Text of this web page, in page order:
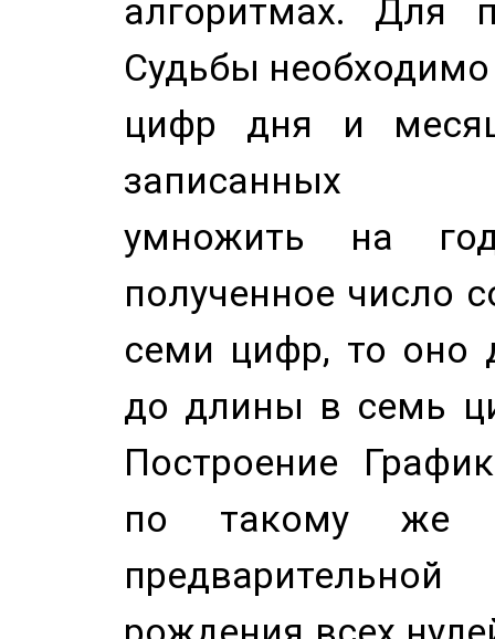
алгоритмах. Для
Судьбы
цифр дня и
записанных
умножить на
полученное число
семи цифр, то оно
до длины в семь
Построение
по такому же